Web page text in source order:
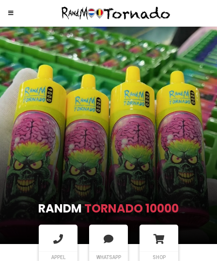
RANDMTORNADO 9000
APPEL WHATSAPP SHOP